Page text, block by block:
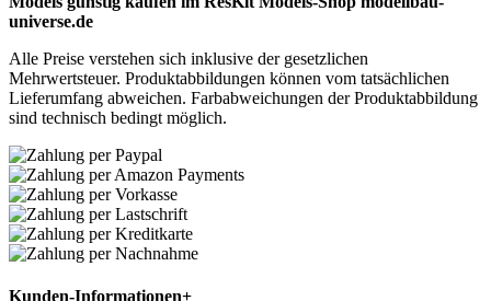
universe.de
Alle Preise verstehen sich inklusive der gesetzlichen
Mehrwertsteuer. Produktabbildungen können vom tatsächlichen
Lieferumfang abweichen. Farbabweichungen der Produktabbildung
sind technisch bedingt möglich.
Kunden-Informationen+